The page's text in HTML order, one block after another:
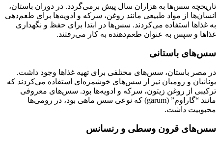
تاریخچه سس‌ها به هزاران سال پیش برمی‌گردد. در دوران باستان،
انسان‌ها از مواد طبیعی مانند روغن، سرکه و ادویه‌ها برای طعم‌دهی
به غذاها استفاده می‌کردند. سس‌ها در ابتدا برای حفظ و نگهداری
غذاها و سپس به عنوان طعم‌دهنده به کار می‌رفتند.
سس‌های باستانی
در مصر باستان، سس‌های مختلفی برای تهیه غذاها وجود داشت.
یونانیان و رومیان نیز از سس‌های خوشمزه‌ای استفاده می‌کردند که
ترکیبی از روغن زیتون، سرکه و ادویه‌ها بود. سس‌های معروفی
مانند “گاراوم” (garum) که نوعی سس ماهی بود، در رومی‌ها
محبوبیت داشت.
سس‌های قرون وسطی و رنسانس